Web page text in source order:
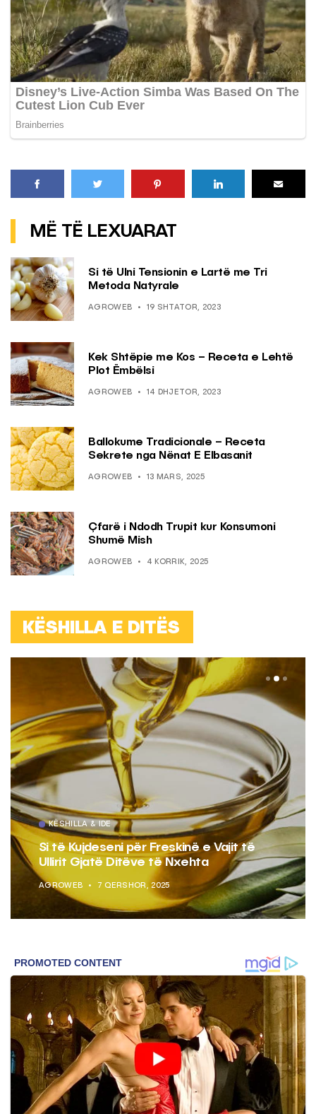
MË TË LEXUARAT
Si të Ulni Tensionin e Lartë me Tri
Metoda Natyrale
AGROWEB 19 SHTATOR, 2023
Kek Shtëpie me Kos – Receta e Lehtë
Plot Ëmbëlsi
AGROWEB 14 DHJETOR, 2023
Ballokume Tradicionale – Receta
Sekrete nga Nënat E Elbasanit
AGROWEB 13 MARS, 2025
Çfarë i Ndodh Trupit kur Konsumoni
Shumë Mish
AGROWEB 4 KORRIK, 2025
KËSHILLA E DITËS
e Vajit të
KËSHILLA & IDE
Pse Nuk Duhet të Përdorni
Aluminit për Ruajtjen e
AGROWEB 7 QERSHOR, 2025